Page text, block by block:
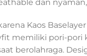
dan
Kaos
memiliki pori-
berolahraga.